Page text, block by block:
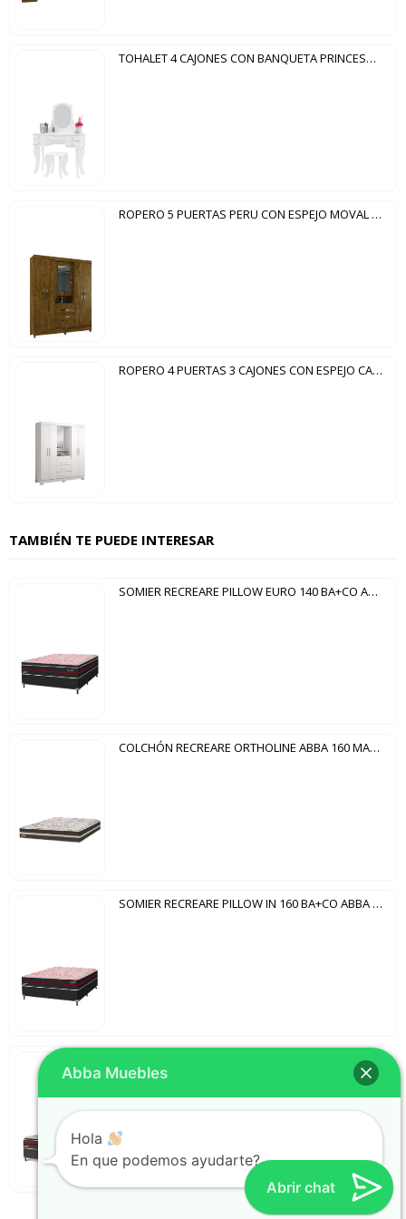
TOHALET 4 CAJONES CON BANQUETA PRINCESA PATRIMAR BLANCO
ROPERO 5 PUERTAS PERU CON ESPEJO MOVAL CASTAÑO WOOD
ROPERO 4 PUERTAS 3 CAJONES CON ESPEJO CAPELINHA NT5015 NOTAVEL BLANCO|ROSA
TAMBIÉN TE PUEDE INTERESAR
SOMIER RECREARE PILLOW EURO 140 BA+CO ABBA BORDO
COLCHÓN RECREARE ORTHOLINE ABBA 160 MARRÓN
SOMIER RECREARE PILLOW IN 160 BA+CO ABBA BORDO
SOMIER RECREARE PILLOW TOP 160 BA+CO ABBA MARRÓN
Abrir chat
Abba Muebles
Hola
En que podemos ayudarte?